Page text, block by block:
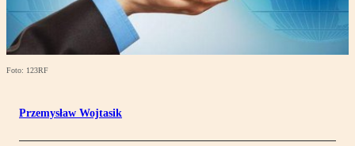
Foto: 123RF
Przemysław Wojtasik